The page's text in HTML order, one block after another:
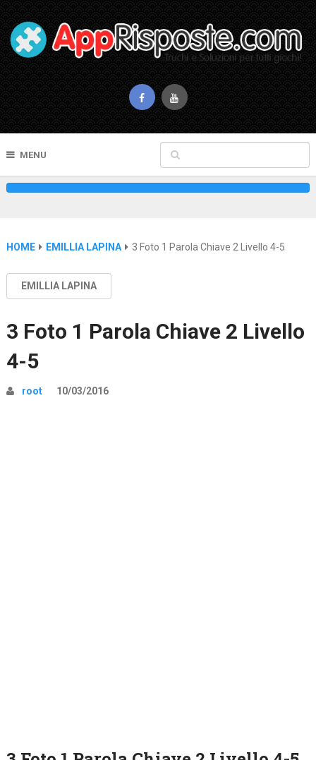
MENU
HOME EMILLIA LAPINA 3 Foto 1 Parola Chiave 2 Livello 4-5
EMILLIA LAPINA
3 Foto 1 Parola Chiave 2 Livello
4-5
root 10/03/2016